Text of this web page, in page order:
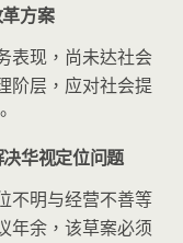
方案
表现，尚未达社会
阶层，应对社会提
华视定位问题
不明与经营不善等
年余，该草案必须